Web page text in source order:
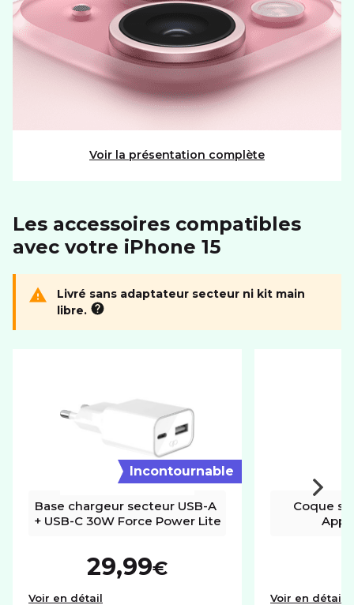
Voir la présentation complète
PHOTO ET VIDÉO
Autofocus
Réseaux 5G+
Les accessoires compatibles
avec votre iPhone 15
Livré sans adaptateur secteur ni kit main
libre.
Incontournable
Base chargeur secteur USB-A
+ USB-C 30W Force Power Lite
29,99€
Voir en détail Base chargeur secteur USB-A + USB-C 30W
Coque
Voir en détail